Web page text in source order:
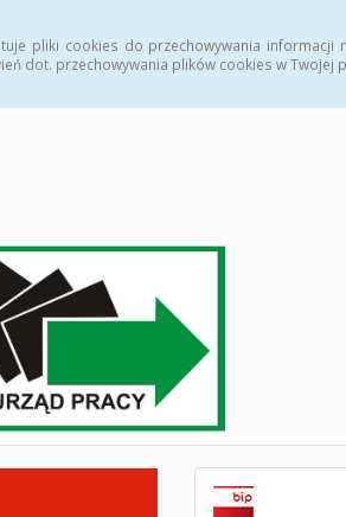
pliki cookies do przechowywania informacji
dot. przechowywania plików cookies w Twojej